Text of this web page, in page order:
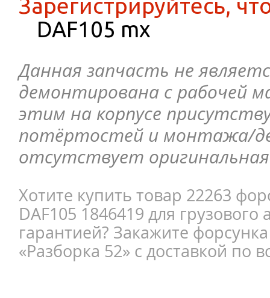
Зарегистрируйтесь,
DAF105 mx
Данная запчасть не
демонтирована с рабочей
этим на корпусе
потёртостей и монтажа/
отсутствует оригинальная
Хотите купить товар 22263
DAF105 1846419 для грузового
гарантией? Закажите
«Разборка 52» с доставкой по